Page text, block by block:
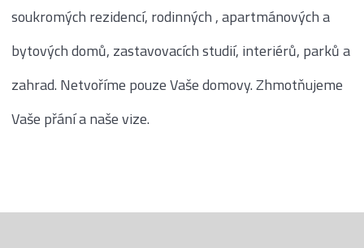
soukromých rezidencí, rodinných , apartmánových a
bytových domů, zastavovacích studií, interiérů, parků a
zahrad. Netvoříme pouze Vaše domovy. Zhmotňujeme
Vaše přání a naše vize.